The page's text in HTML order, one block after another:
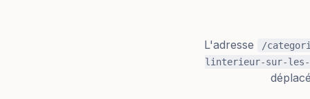
L'adresse
/
linterieur-sur-les-